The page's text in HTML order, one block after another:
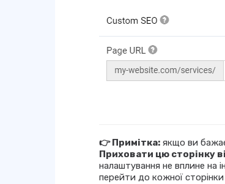
👉 Примітка: якщо ви
Приховати цю сторінку
налаштування не вплине на
перейти до кожної